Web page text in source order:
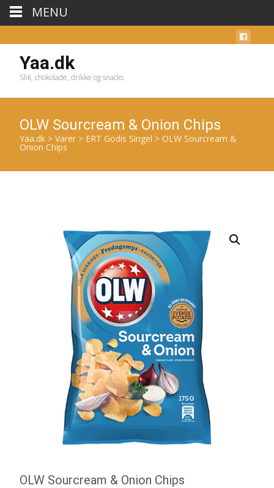
Yaa.dk
Slik, chokolade, drikke og snacks
OLW Sourcream & Onion Chips
Yaa.dk > Varer > ERT Godis Singel > OLW Sourcream &
Onion Chips
OLW Sourcream & Onion Chips
MENU